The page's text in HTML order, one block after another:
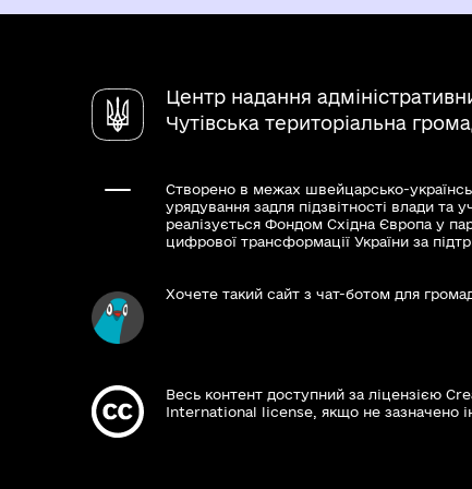
Результати та способи
Центр надання
Чутівська територіальна
Створено в межах швейцарсько-
урядування задля підзвітності влади та
реалізується Фондом Східна Європа у
цифрової трансформації України за
Хочете такий сайт з чат-ботом для
Весь контент доступний за ліцензією
International license, якщо не зазначено